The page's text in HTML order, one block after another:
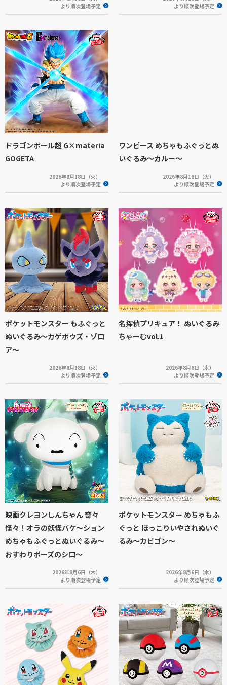
より順次登場予定
より順次登場予定
ドラゴンボール超 G×materia
GOGETA
2026年8月18日（火）
より順次登場予定
ワンピース めちゃもふぐっとぬ
いぐるみ～カルー～
2026年8月18日（火）
より順次登場予定
ポケットモンスター もふぐっと
ぬいぐるみ～カゲボウズ・ゾロ
ア～
2026年8月18日（火）
より順次登場予定
名探偵プリキュア！ ぬいぐるみ
ちゃーむvol.1
2026年8月6日（木）
より順次登場予定
映画クレヨンしんちゃん 奇々
怪々！オラの妖怪バケ～ション
めちゃもふぐっとぬいぐるみ～
おすわりポーズのシロ～
2026年8月6日（木）
より順次登場予定
ポケットモンスター めちゃもふ
ぐっと ほっこりいやされぬいぐ
るみ～カビゴン～
2026年8月6日（木）
より順次登場予定